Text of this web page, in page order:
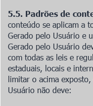
5.5. Padrões de
conteúdo se aplicam a
Gerado pelo Usuário e
Gerado pelo Usuário
com todas as leis e
estaduais, locais e
limitar o acima
Usuário não deve: